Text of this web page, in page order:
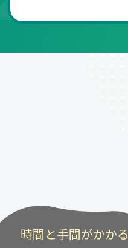
時間と手間がかかる